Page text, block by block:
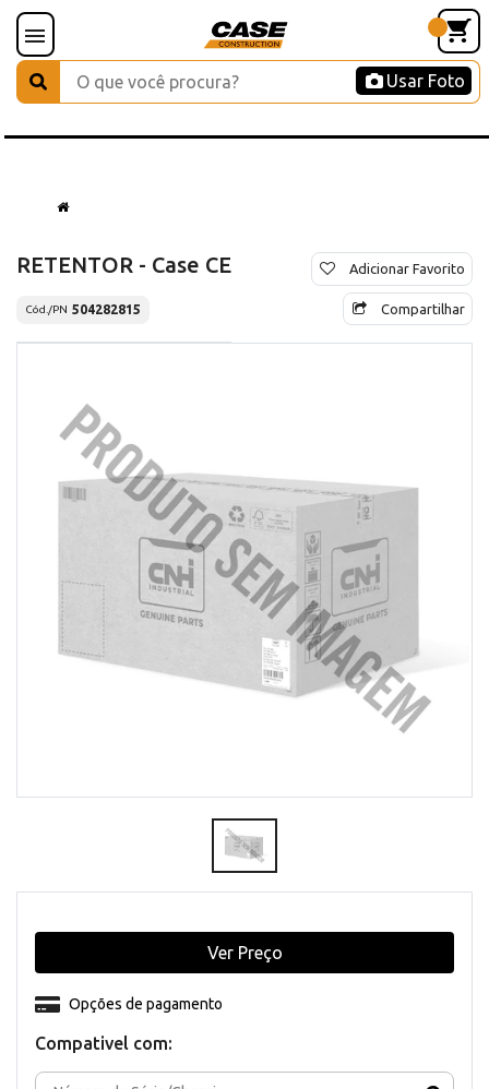
Usar Foto
RETENTOR - Case CE
Cód./PN 504282815
Adicionar Favorito
Compartilhar
Compativel com:
Opções de pagamento
Ver Preço